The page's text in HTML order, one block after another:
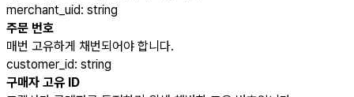
merchant_uid: string
주문 번호
매번 고유하게 채번되어야 합니다.
customer_id: string
구매자 고유 ID